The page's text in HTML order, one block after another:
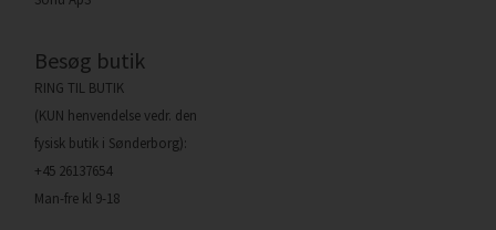
Besøg butik
RING TIL BUTIK
(KUN henvendelse vedr. den
fysisk butik i Sønderborg):
+45 26137654
Man-fre kl 9-18